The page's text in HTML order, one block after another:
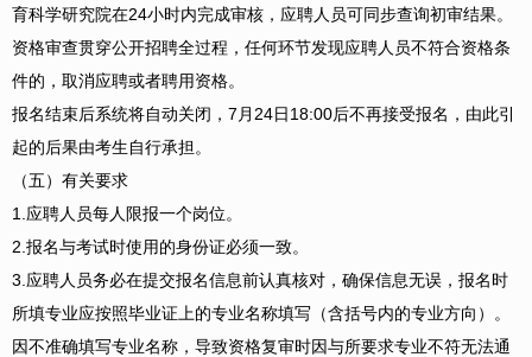
育科学研究院在24小时内完成审核，应聘人员可同步查询初审结果。
资格审查贯穿公开招聘全过程，任何环节发现应聘人员不符合资格条
件的，取消应聘或者聘用资格。
报名结束后系统将自动关闭，7月24日18:00后不再接受报名，由此引
起的后果由考生自行承担。
（五）有关要求
1.应聘人员每人限报一个岗位。
2.报名与考试时使用的身份证必须一致。
3.应聘人员务必在提交报名信息前认真核对，确保信息无误，报名时
所填专业应按照毕业证上的专业名称填写（含括号内的专业方向）。
因不准确填写专业名称，导致资格复审时因与所要求专业不符无法通